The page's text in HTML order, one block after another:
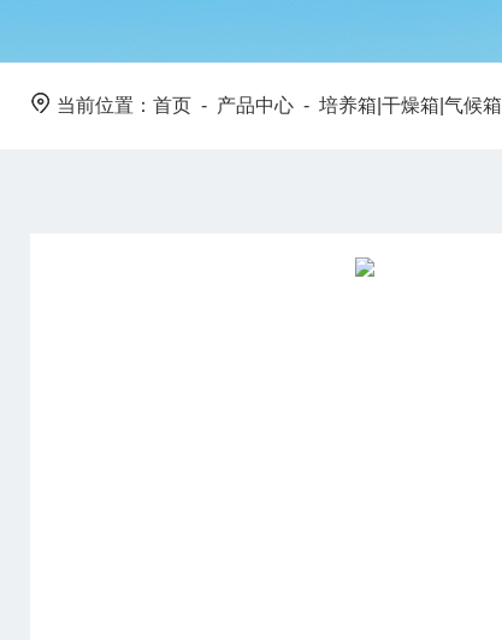
当前位置： 首页 - 产品中心 - 培养箱|干燥箱|气候箱